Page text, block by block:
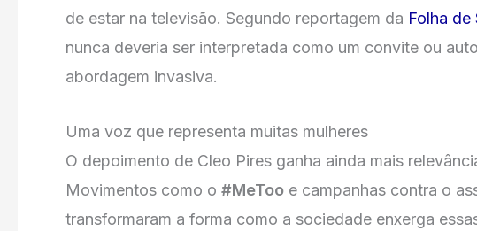
de estar na televisão. Segundo reportagem da Folha de
nunca deveria ser interpretada como um convite ou
abordagem invasiva.
Uma voz que representa muitas mulheres
O depoimento de Cleo Pires ganha ainda mais
Movimentos como o #MeToo e campanhas contra o
transformaram a forma como a sociedade enxerga